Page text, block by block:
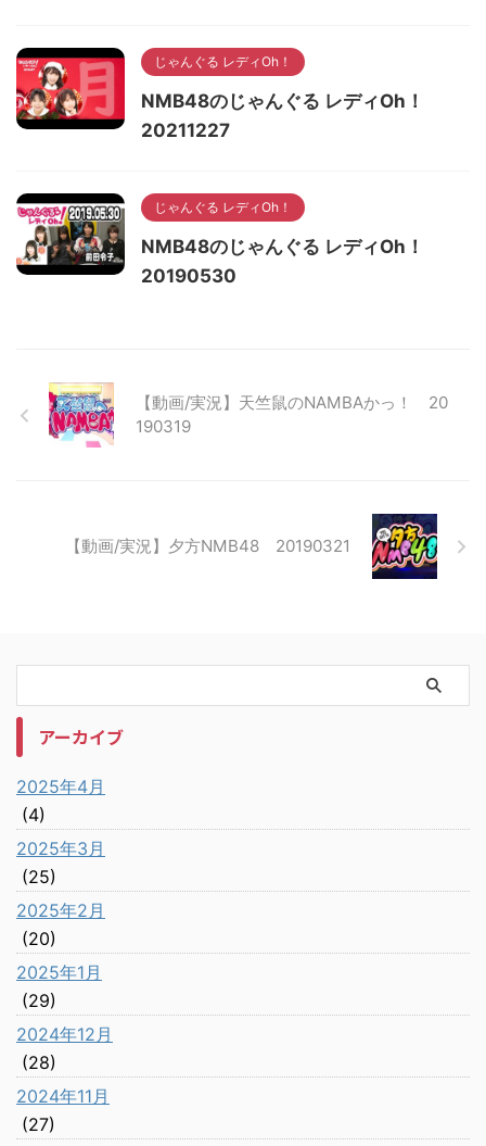
じゃんぐる レディOh！
NMB48のじゃんぐる レディOh！
20211227
じゃんぐる レディOh！
NMB48のじゃんぐる レディOh！
20190530
【動画/実況】天竺鼠のNAMBAかっ！ 20
190319
【動画/実況】夕方NMB48 20190321
アーカイブ
2025年4月
(4)
2025年3月
(25)
2025年2月
(20)
2025年1月
(29)
2024年12月
(28)
2024年11月
(27)